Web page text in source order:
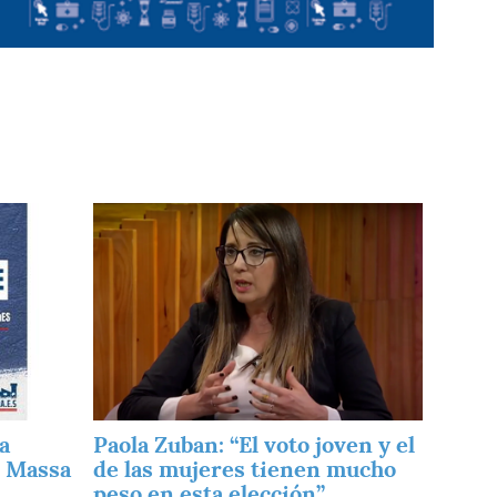
Imagen
Paola Zuban: “El voto joven y el
de las mujeres tienen mucho